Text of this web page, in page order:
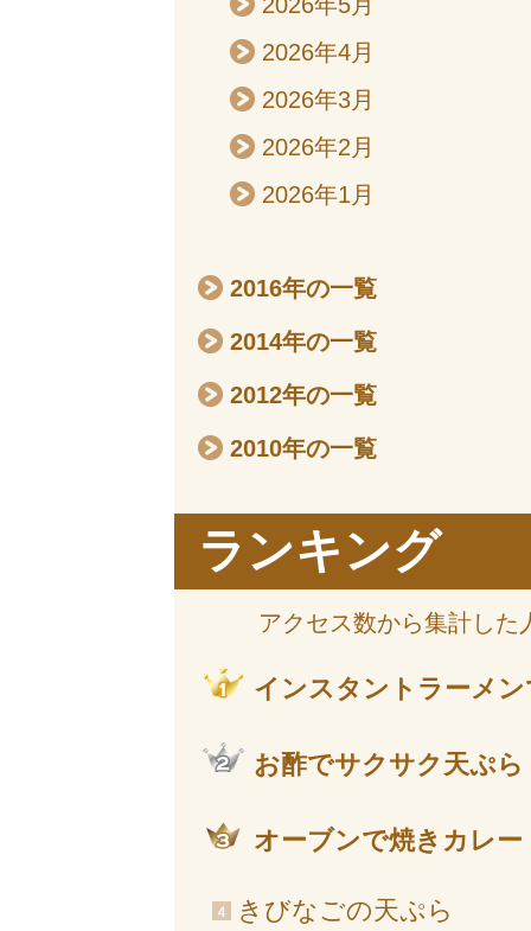
2026年5月
2026年4月
2026年3月
2026年2月
2026年1月
2016年の一覧
2014年の一覧
2012年の一覧
2010年の一覧
ランキング
アクセス数から集計した
インスタントラーメ
お酢でサクサク天ぷら
オーブンで焼きカレー
きびなごの天ぷら